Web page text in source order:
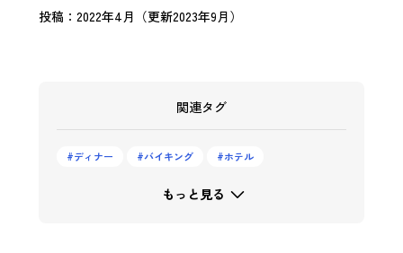
投稿：2022年4月（更新2023年9月）
関連タグ
ディナー バイキング ホテル
もっと見る